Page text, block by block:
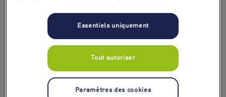
Essentiels uniquement
Tout autoriser
Paramètres des cookies